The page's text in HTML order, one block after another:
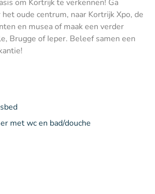
om Kortrijk te verkennen! Ga
oude centrum, naar Kortrijk Xpo, de
en musea of maak een verder
Brugge of Ieper. Beleef samen een
met wc en bad/douche